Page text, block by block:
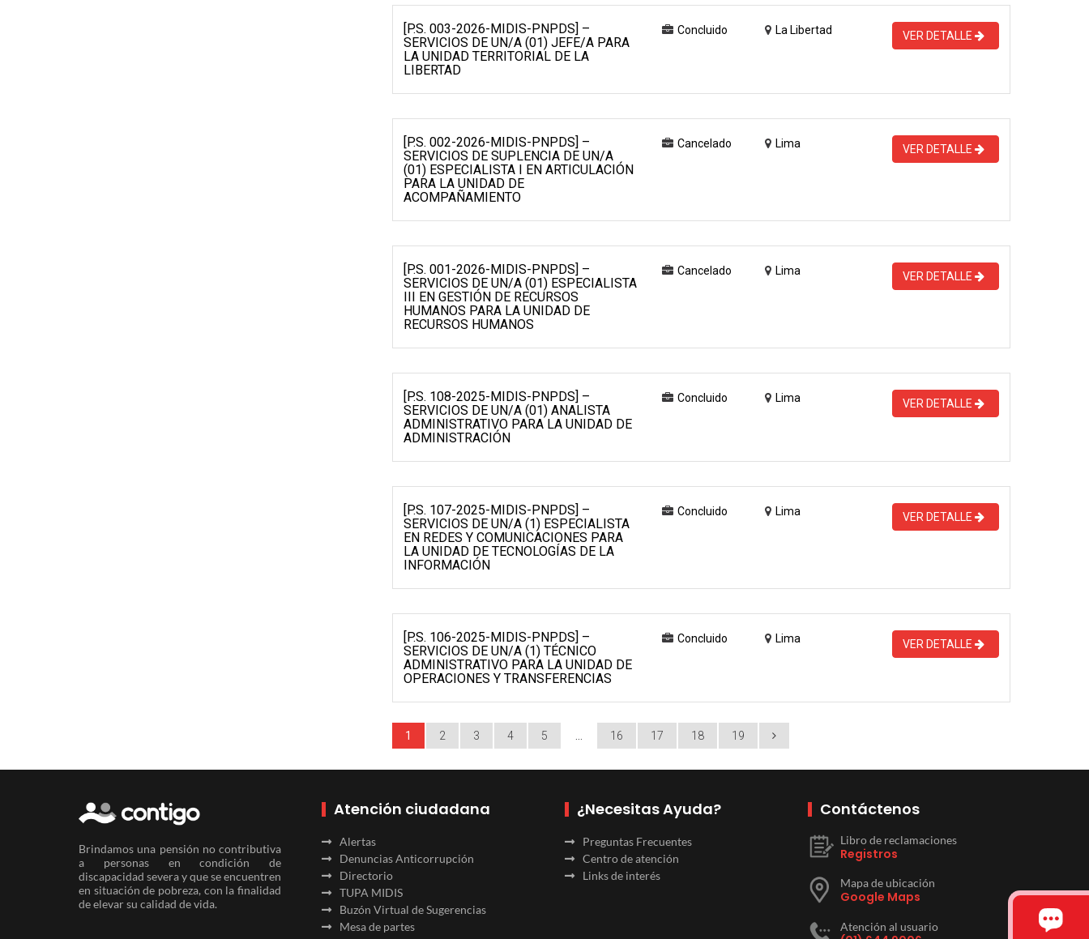
[P.S. 003-2026-MIDIS-PNPDS] –
SERVICIOS DE UN/A (01) JEFE/A PARA
LA UNIDAD TERRITORIAL DE LA
LIBERTAD
Concluido La Libertad VER DETALLE
[P.S. 002-2026-MIDIS-PNPDS] –
SERVICIOS DE SUPLENCIA DE UN/A
(01) ESPECIALISTA I EN ARTICULACIÓN
PARA LA UNIDAD DE
ACOMPAÑAMIENTO
Cancelado Lima VER DETALLE
[P.S. 001-2026-MIDIS-PNPDS] –
SERVICIOS DE UN/A (01) ESPECIALISTA
III EN GESTIÓN DE RECURSOS
HUMANOS PARA LA UNIDAD DE
RECURSOS HUMANOS
Cancelado Lima VER DETALLE
[P.S. 108-2025-MIDIS-PNPDS] –
SERVICIOS DE UN/A (01) ANALISTA
ADMINISTRATIVO PARA LA UNIDAD DE
ADMINISTRACIÓN
Concluido Lima VER DETALLE
[P.S. 107-2025-MIDIS-PNPDS] –
SERVICIOS DE UN/A (1) ESPECIALISTA
EN REDES Y COMUNICACIONES PARA
LA UNIDAD DE TECNOLOGÍAS DE LA
INFORMACIÓN
Concluido Lima VER DETALLE
[P.S. 106-2025-MIDIS-PNPDS] –
SERVICIOS DE UN/A (1) TÉCNICO
ADMINISTRATIVO PARA LA UNIDAD DE
OPERACIONES Y TRANSFERENCIAS
Concluido Lima VER DETALLE
1 2 3 4 5 16 17 18 19
Brindamos una pensión no contributiva
a personas en condición de
discapacidad severa y que se encuentren
en situación de pobreza, con la finalidad
de elevar su calidad de vida.
Atención ciudadana
Alertas
Denuncias Anticorrupción
Directorio
TUPA MIDIS
Buzón Virtual de Sugerencias
Mesa de partes
¿Necesitas Ayuda?
Preguntas Frecuentes
Centro de atención
Links de interés
Contáctenos
Libro de reclamaciones
Registros
Mapa de ubicación
Google Maps
Atención al usuario